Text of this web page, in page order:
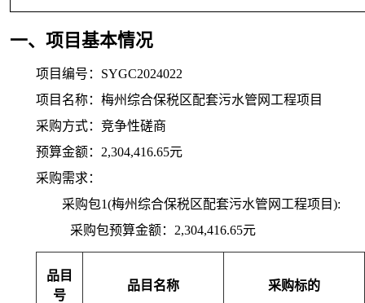
一、项目基本情况
项目编号：SYGC2024022
项目名称：梅州综合保税区配套污水管网工程项目
采购方式：竞争性磋商
预算金额：2,304,416.65元
采购需求：
采购包1(梅州综合保税区配套污水管网工程项目):
采购包预算金额： 2,304,416.65元
品目
号
品目名称 采购标的